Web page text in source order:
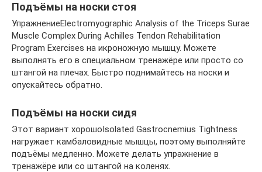
Подъёмы на носки стоя
УпражнениеElectromyographic Analysis of the Triceps Surae
Muscle Complex During Achilles Tendon Rehabilitation
Program Exercises на икроножную мышцу. Можете
выполнять его в специальном тренажёре или просто со
штангой на плечах. Быстро поднимайтесь на носки и
опускайтесь обратно.
Подъёмы на носки сидя
Этот вариант хорошоIsolated Gastrocnemius Tightness
нагружает камбаловидные мышцы, поэтому выполняйте
подъёмы медленно. Можете делать упражнение в
тренажёре или со штангой на коленях.